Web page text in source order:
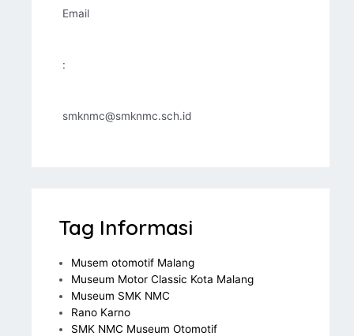
Email
:
smknmc@smknmc.sch.id
Tag Informasi
Musem otomotif Malang
Museum Motor Classic Kota Malang
Museum SMK NMC
Rano Karno
SMK NMC Museum Otomotif